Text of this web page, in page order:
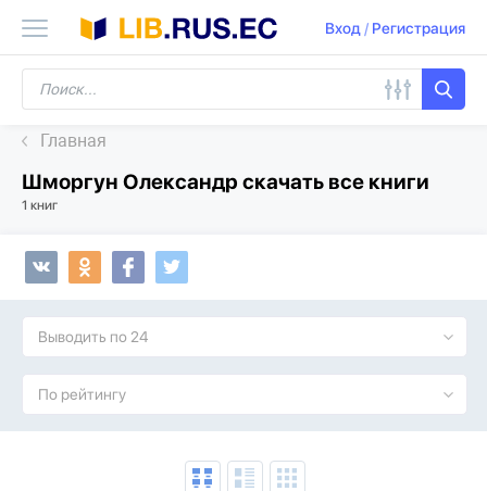
Вход/ Регистрация
Главная
Шморгун Олександр скачать все книги
1 книг
Выводить по 24
По рейтингу